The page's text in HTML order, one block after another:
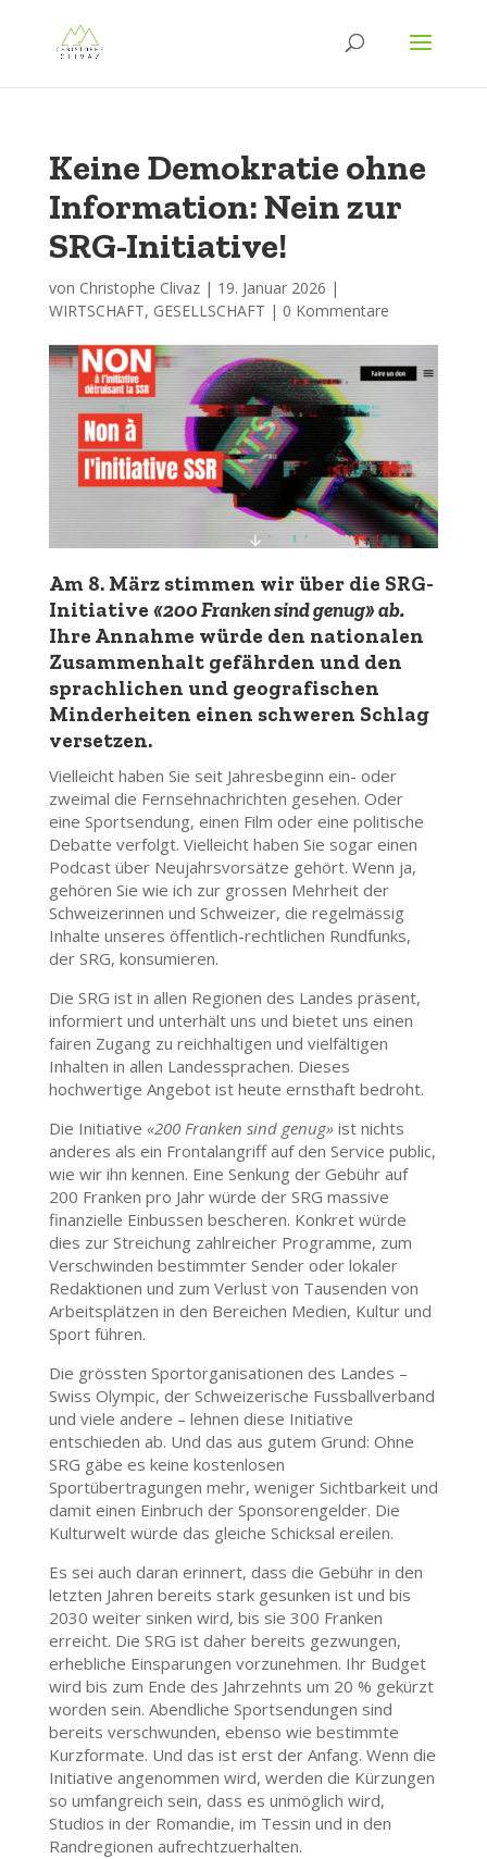
Keine Demokratie ohne
Information: Nein zur
SRG-Initiative!
von Christophe Clivaz| 19. Januar 2026 |
WIRTSCHAFT, GESELLSCHAFT | 0 Kommentare
Am 8. Märzstimmen wir über die SRG-
Initiative «200 Franken sind genug» ab.
Ihre Annahme würde den nationalen
Zusammenhalt gefährden und den
sprachlichen und geografischen
Minderheiten einen schweren Schlag
versetzen.
Vielleicht haben Sie seit Jahresbeginn ein- oder
zweimal die Fernsehnachrichten gesehen. Oder
eine Sportsendung, einen Film oder eine politische
Debatte verfolgt. Vielleicht haben Sie sogar einen
Podcast über Neujahrsvorsätze gehört. Wenn ja,
gehören Sie wie ich zur grossen Mehrheit der
Schweizerinnen und Schweizer, die regelmässig
Inhalte unseres öffentlich-rechtlichen Rundfunks,
der SRG, konsumieren.
Die SRG ist in allen Regionen des Landes präsent,
informiert und unterhält uns und bietet uns einen
fairen Zugang zu reichhaltigen und vielfältigen
Inhalten in allen Landessprachen. Dieses
hochwertige Angebot ist heute ernsthaft bedroht.
Die Initiative «200 Franken sind genug»ist nichts
anderes als ein Frontalangriff auf den Service public,
wie wir ihn kennen. Eine Senkung der Gebühr auf
200 Franken pro Jahr würde der SRG massive
finanzielle Einbussen bescheren. Konkret würde
dies zur Streichung zahlreicher Programme, zum
Verschwinden bestimmter Sender oder lokaler
Redaktionen und zum Verlust von Tausenden von
Arbeitsplätzen in den Bereichen Medien, Kultur und
Sport führen.
Die grössten Sportorganisationen des Landes –
Swiss Olympic, der Schweizerische Fussballverband
und viele andere – lehnen diese Initiative
entschieden ab. Und das aus gutem Grund: Ohne
SRG gäbe es keine kostenlosen
Sportübertragungen mehr, weniger Sichtbarkeit und
damit einen Einbruch der Sponsorengelder. Die
Kulturwelt würde das gleiche Schicksal ereilen.
Es sei auch daran erinnert, dass die Gebühr in den
letzten Jahren bereits stark gesunken ist und bis
2030 weiter sinken wird, bis sie 300 Franken
erreicht. Die SRG ist daher bereits gezwungen,
erhebliche Einsparungen vorzunehmen. Ihr Budget
wird bis zum Ende des Jahrzehnts um 20 % gekürzt
worden sein. Abendliche Sportsendungen sind
bereits verschwunden, ebenso wie bestimmte
Kurzformate. Und das ist erst der Anfang. Wenn die
Initiative angenommen wird, werden die Kürzungen
so umfangreich sein, dass es unmöglich wird,
Studios in der Romandie, im Tessin und in den
Randregionen aufrechtzuerhalten.